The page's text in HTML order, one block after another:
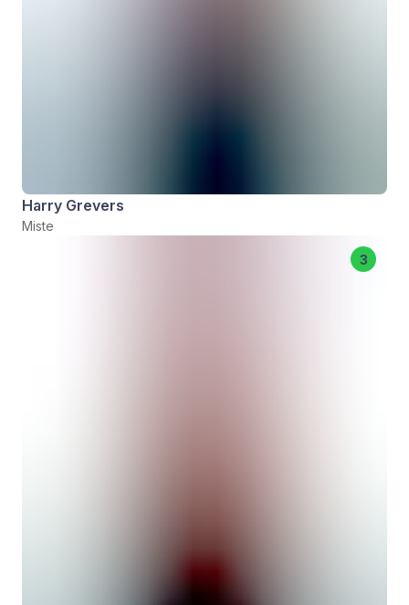
Harry Grevers
Miste
3